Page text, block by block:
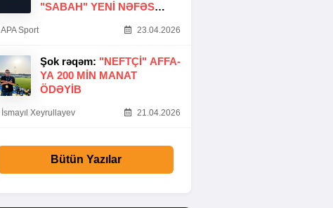
"SABAH" YENI NƏFƏS
APA Sport 23.04.2026
Şok rəqəm: "NEFTÇI" AFFA-
YA 200 MIN MANAT
ÖDƏYIB
İsmayıl Xeyrullayev 21.04.2026
Bütün Yazılar